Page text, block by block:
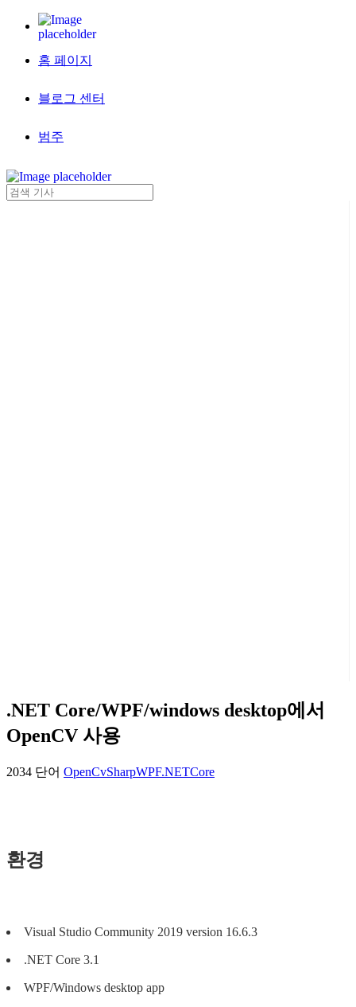
홈 페이지
블로그 센터
범주
.NET Core/WPF/windows desktop에서
OpenCV 사용
2034 단어 OpenCvSharpWPF.NETCore
환경
Visual Studio Community 2019 version 16.6.3
.NET Core 3.1
WPF/Windows desktop app